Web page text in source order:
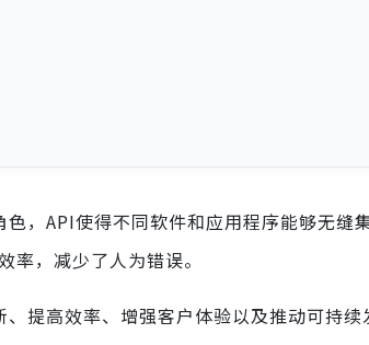
，API使得不同软件和应用程序能够无缝
，减少了人为错误。
提高效率、增强客户体验以及推动可持续